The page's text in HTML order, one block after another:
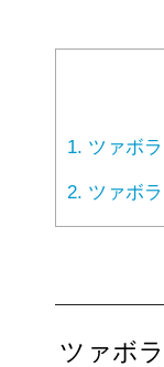
1. ツァボ
2. ツァボ
ツァボ